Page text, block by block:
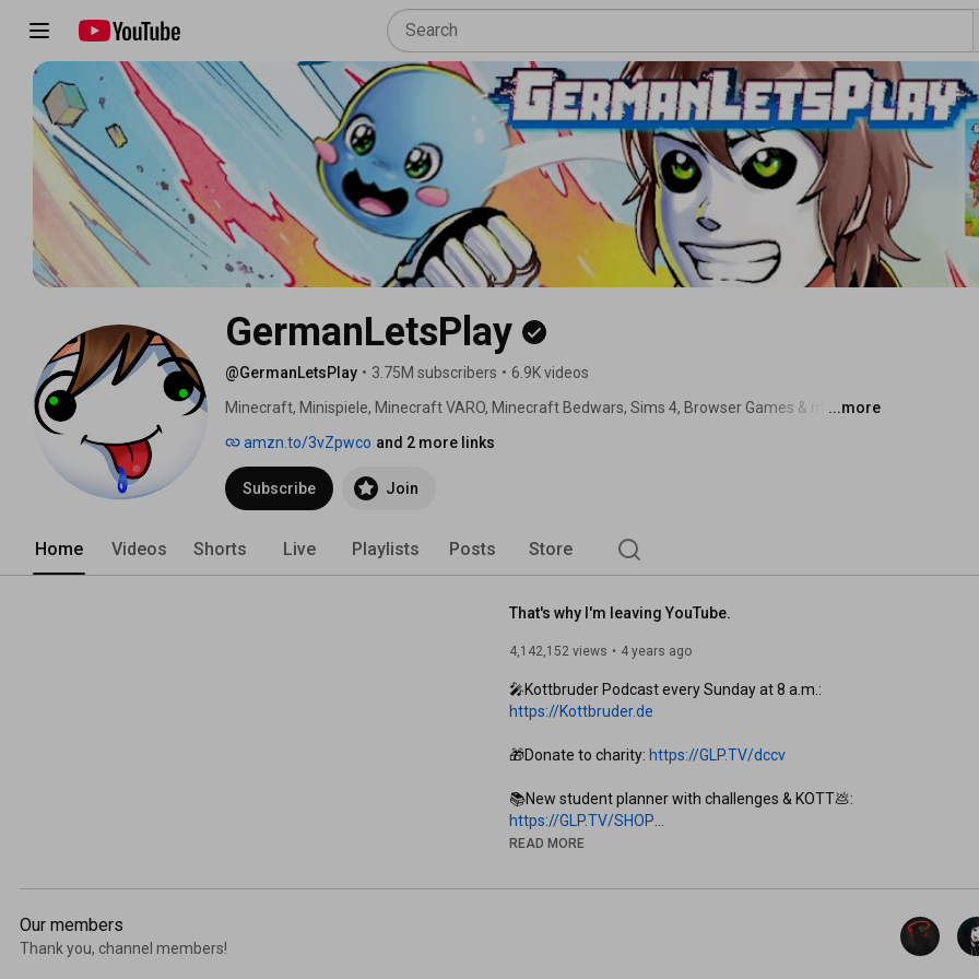
GermanLetsPlay
@GermanLetsPlay • 3.75M subscribers • 6.9K videos
Minecraft, Minispiele, Minecraft VARO, Minecraft Bedwars, Sims 4, Browser Games & mehr ...more
amzn.to/3vZpwco and 2 more links
Subscribe Join
Home Videos Shorts Live Playlists Posts Store
That's why I'm leaving YouTube.
4,142,152 views 4 years ago
https://Kottbruder.de
🎁Donate to charity: https://GLP.TV/dccv
https://GLP.TV/SHOP
Many thanks also to @pigeondeaf for his cool animations!
READ MORE
Our members
Thank you, channel members!